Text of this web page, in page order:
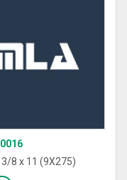
3/8 x 11 (9X275)